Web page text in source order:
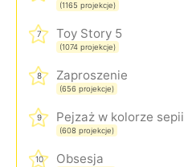
(1165 projekcje)
7 Toy Story 5
(1074 projekcje)
8 Zaproszenie
(656 projekcje)
9 Pejzaż w kolorze sepii
(608 projekcje)
10 Obsesja